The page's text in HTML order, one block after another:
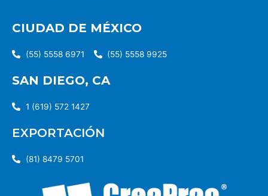
CIUDAD DE MÉXICO
(55) 5558 6971 (55) 5558 9925
SAN DIEGO, CA
1 (619) 572 1427
EXPORTACIÓN
(81) 8479 5701